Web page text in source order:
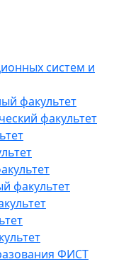
систем и
факультет
факультет
факультет
ФИСТ